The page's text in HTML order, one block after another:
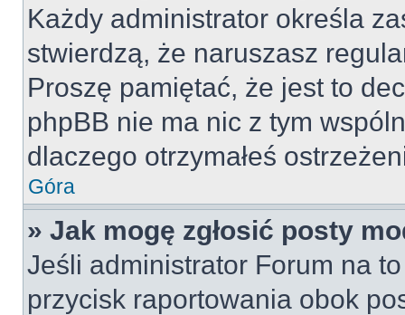
Każdy administrator określa
stwierdzą, że naruszasz
Proszę pamiętać, że jest to
phpBB nie ma nic z tym
dlaczego otrzymałeś
Góra
» Jak mogę zgłosić posty
Jeśli administrator Forum na
przycisk raportowania obok